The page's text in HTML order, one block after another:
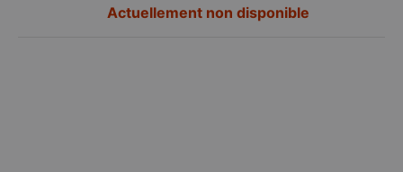
Actuellement non disponible